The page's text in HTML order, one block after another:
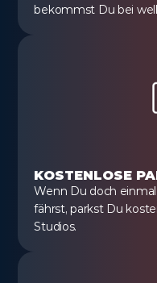
bekommst Du bei
KOSTENLOSE
Wenn Du doch
fährst, parkst Du
Studios.